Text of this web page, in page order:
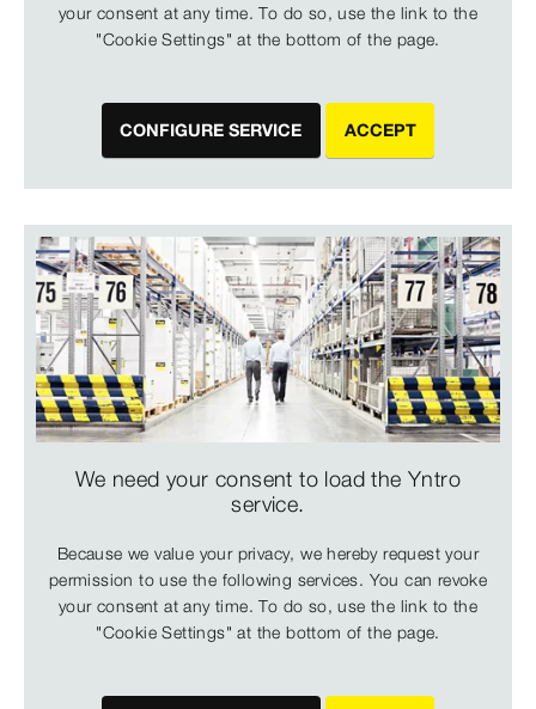
your consent at any time. To do so, use the link to the
"Cookie Settings" at the bottom of the page.
CONFIGURE SERVICE ACCEPT
We need your consent to load the Yntro
service.
Because we value your privacy, we hereby request your
permission to use the following services. You can revoke
your consent at any time. To do so, use the link to the
"Cookie Settings" at the bottom of the page.